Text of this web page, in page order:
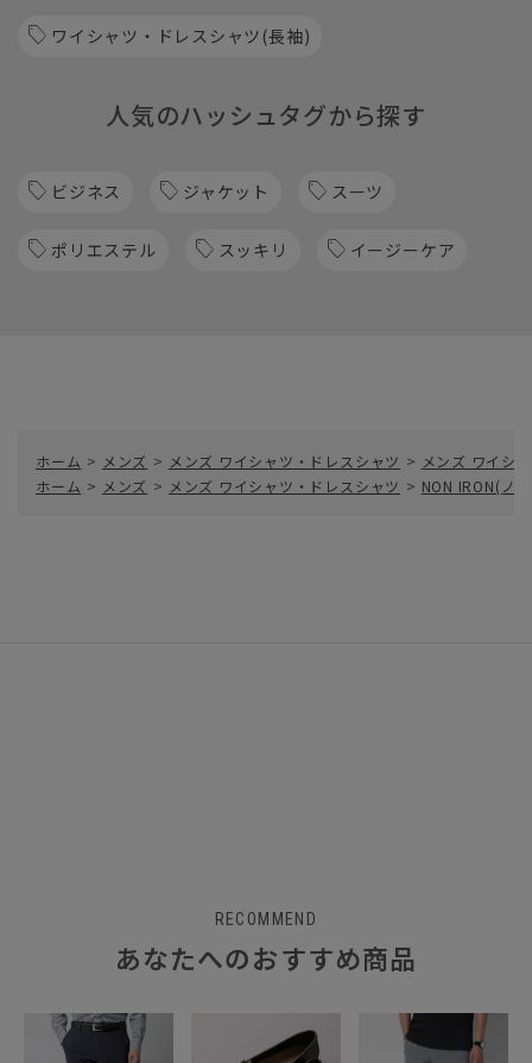
ワイシャツ・ドレスシャツ(長袖)
人気のハッシュタグから探す
ビジネス ジャケット スーツ
ポリエステル スッキリ イージーケア
ホーム > メンズ > メンズ ワイシャツ・ドレスシャツ > メンズ ワイシ
ホーム > メンズ > メンズ ワイシャツ・ドレスシャツ > NON IRON(ノ
RECOMMEND
あなたへのおすすめ商品